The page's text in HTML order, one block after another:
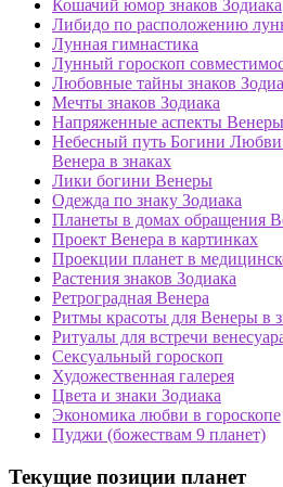
Кошачий юмор знаков Зодиака
Либидо по расположению
Лунная гимнастика
Лунный гороскоп
Любовные тайны знаков
Мечты знаков Зодиака
Напряженные аспекты Венеры
Небесный путь Богини Любви
Венера в знаках
Лики богини Венеры
Одежда по знаку Зодиака
Планеты в домах обращения
Проект Венера в картинках
Проекции планет в
Растения знаков Зодиака
Ретроградная Венера
Ритмы красоты для Венеры в
Ритуалы для встречи
Сексуальный гороскоп
Художественная галерея
Цвета и знаки Зодиака
Экономика любви в гороскопе
Пуджи (божествам 9 планет)
Текущие позиции планет